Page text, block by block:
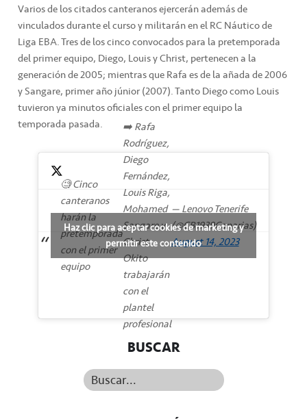
Varios de los citados canteranos ejercerán además de
vinculados durante el curso y militarán en el RC Náutico de
Liga EBA. Tres de los cinco convocados para la pretemporada
del primer equipo, Diego, Louis y Christ, pertenecen a la
generación de 2005; mientras que Rafa es de la añada de 2006
y Sangare, primer año júnior (2007). Tanto Diego como Louis
tuvieron ya minutos oficiales con el primer equipo la
temporada pasada.
🧐 Cinco
canteranos
harán la
pretemporada
con el primer
equipo
➡️ Rafa
Rodríguez,
Diego
Fernández,
Louis Riga,
Mohamed
Sangare y
Christ
Okito
trabajarán
con el
plantel
profesional
— Lenovo Tenerife
(@CB1939Canarias)
August 14, 2023
Haz clic para aceptar cookies de marketing y
permitir este contenido
BUSCAR
Buscar...